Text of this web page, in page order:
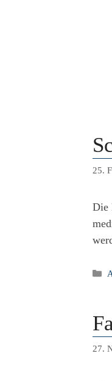
25.
Die
27.